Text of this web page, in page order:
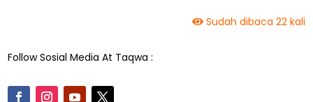
Sudah dibaca 22 kali
Follow Sosial Media At Taqwa :